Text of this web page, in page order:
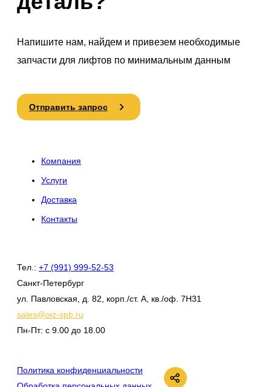
Напишите нам, найдем и привезем необходимые
запчасти для лифтов по минимальным данным
Отправить запрос
Компания
Услуги
Доставка
Контакты
Тел.: +7 (991) 999-52-53
Санкт-Петербург
ул. Павловская, д. 82, корп./ст. А, кв./оф. 7Н31
sales@oiz-spb.ru
Пн-Пт: с 9.00 до 18.00
Политика конфиденциальности